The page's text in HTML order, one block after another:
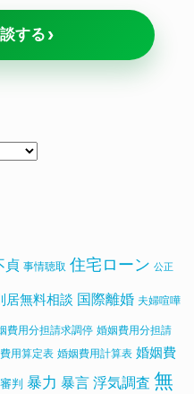
する ›
貞 事情聴取 住宅ローン 公正
居無料相談 国際離婚 夫婦喧嘩
費用分担請求調停 婚姻費用分担請
用算定表 婚姻費用計算表 婚姻費
審判 暴力 暴言 浮気調査 無